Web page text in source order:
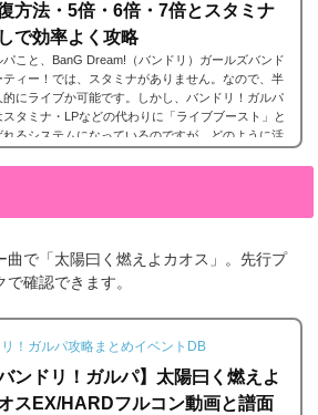
方法・5倍・6倍・7倍とスタミナ
で効率よく攻略
パこと、BanG Dream!（バンドリ）ガールズバンド
ティー！では、スタミナがありません。なので、半
的にライブか可能です。しかし、バンドリ！ガルパ
スタミナ・LPなどの代わりに「ライブブースト」と
れるシステムになっているのですが、どのように活
曲で「太陽曰く燃えよカオス」。先行プ
確認できます。
！ガルパ攻略まとめイベントDB
バンドリ！ガルパ】太陽曰く燃えよ
スEX/HARDフルコン動画と譜面